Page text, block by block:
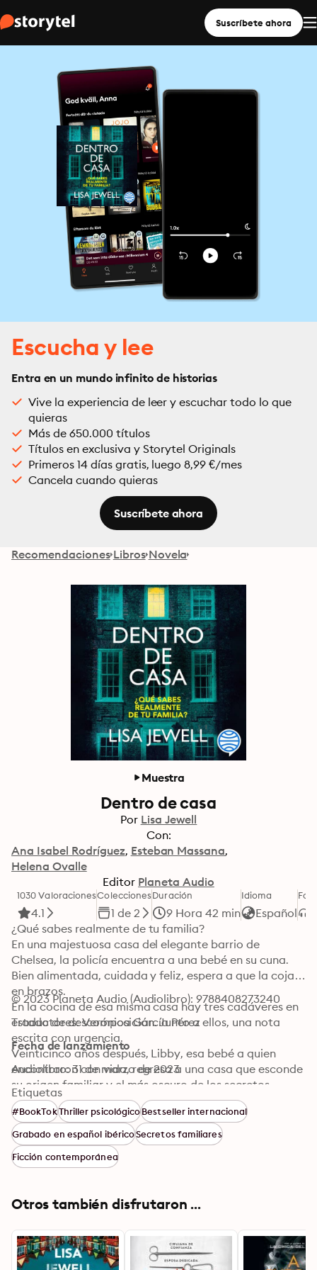
Suscríbete ahora
Escucha y lee
Entra en un mundo infinito de historias
Vive la experiencia de leer y escuchar todo lo que
quieras
Más de 650.000 títulos
Títulos en exclusiva y Storytel Originals
Primeros 14 días gratis, luego 8,99 €/mes
Cancela cuando quieras
Suscríbete ahora
Recomendaciones Libros Novela
Muestra
Dentro de casa
Por Lisa Jewell
Con:
Ana Isabel Rodríguez Esteban Massana
Helena Ovalle
Editor Planeta Audio
1030 Valoraciones
4.1
Colecciones
1 de 2
Duración
9 Hora 42 min
Idioma
Español
¿Qué sabes realmente de tu familia?
En una majestuosa casa del elegante barrio de
Chelsea, la policía encuentra a una bebé en su cuna.
Bien alimentada, cuidada y feliz, espera a que la cojan
en brazos.
En la cocina de esa misma casa hay tres cadáveres en
estado de descomposición. Junto a ellos, una nota
escrita con urgencia.
Veinticinco años después, Libby, esa bebé a quien
encontraron con vida, regresa a una casa que esconde
su origen familiar y el más oscuro de los secretos.
Ten cuidado con a quién dejas entrar. Hay personas
que nunca se irán.
Lisa Jewell es el nuevo fenómeno mundial del thriller,
con más de 10 millones de libros venidos. Su obra se
compara con grandes nombres del domestic noir y
casa:
una sentada», Colleen Hoover
«¡No pude soltar el libro!», Sarah Jessica Parker
© 2023 Planeta Audio (Audiolibro): 9788408273240
Traductores: Verónica García Pérez
Fecha de lanzamiento
Audiolibro: 31 de marzo de 2023
Etiquetas
#BookTokThriller psicológicoBestseller internacional
Grabado en español ibéricoSecretos familiares
Ficción contemporánea
Otros también disfrutaron ...